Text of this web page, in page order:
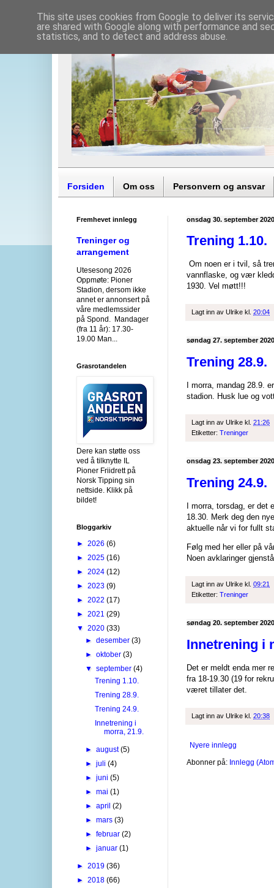
Forsiden Om oss Personvern og ansvar
onsdag 30. september 2020
Trening 1.10.
Om noen er i tvil, så
vannflaske, og vær
1930. Vel møtt!!!
Lagt inn av Ulrike kl. 20:04
søndag 27. september 2020
Trening 28.9.
I morra, mandag 28.9.
stadion. Husk lue og
Lagt inn av Ulrike kl. 21:26
Etiketter: Treninger
onsdag 23. september 2020
Trening 24.9.
I morra, torsdag, er
18.30. Merk deg den
aktuelle når vi for fullt
Følg med her eller på
Noen avklaringer
Lagt inn av Ulrike kl. 09:21
Etiketter: Treninger
søndag 20. september 2020
Innetrening i
Det er meldt enda mer
fra 18-19.30 (19 for
været tillater det.
Lagt inn av Ulrike kl. 20:38
Nyere innlegg
Abonner på: Innlegg
Fremhevet innlegg
Treninger og
arrangement
Utesesong 2026
Oppmøte: Pioner
Stadion, dersom ikke
annet er annonsert på
våre medlemssider
på Spond. Mandager
(fra 11 år): 17.30-
19.00 Man...
Grasrotandelen
Dere kan støtte oss
ved å tilknytte IL
Pioner Friidrett på
Norsk Tipping sin
nettside. Klikk på
bildet!
Bloggarkiv
► 2026 (6)
► 2025 (16)
► 2024 (12)
► 2023 (9)
► 2022 (17)
► 2021 (29)
▼ 2020 (33)
►desember(3)
►oktober(3)
▼september(4)
Trening 1.10.
Trening 28.9.
Trening 24.9.
Innetrening i
morra, 21.9.
►august(5)
►juli(4)
►juni(5)
►mai(1)
►april(2)
►mars(3)
►februar(2)
►januar(1)
► 2019 (36)
► 2018 (66)
This site uses cookies from Google to deliver its
are shared with Google along with performance and
statistics, and to detect and address abuse.